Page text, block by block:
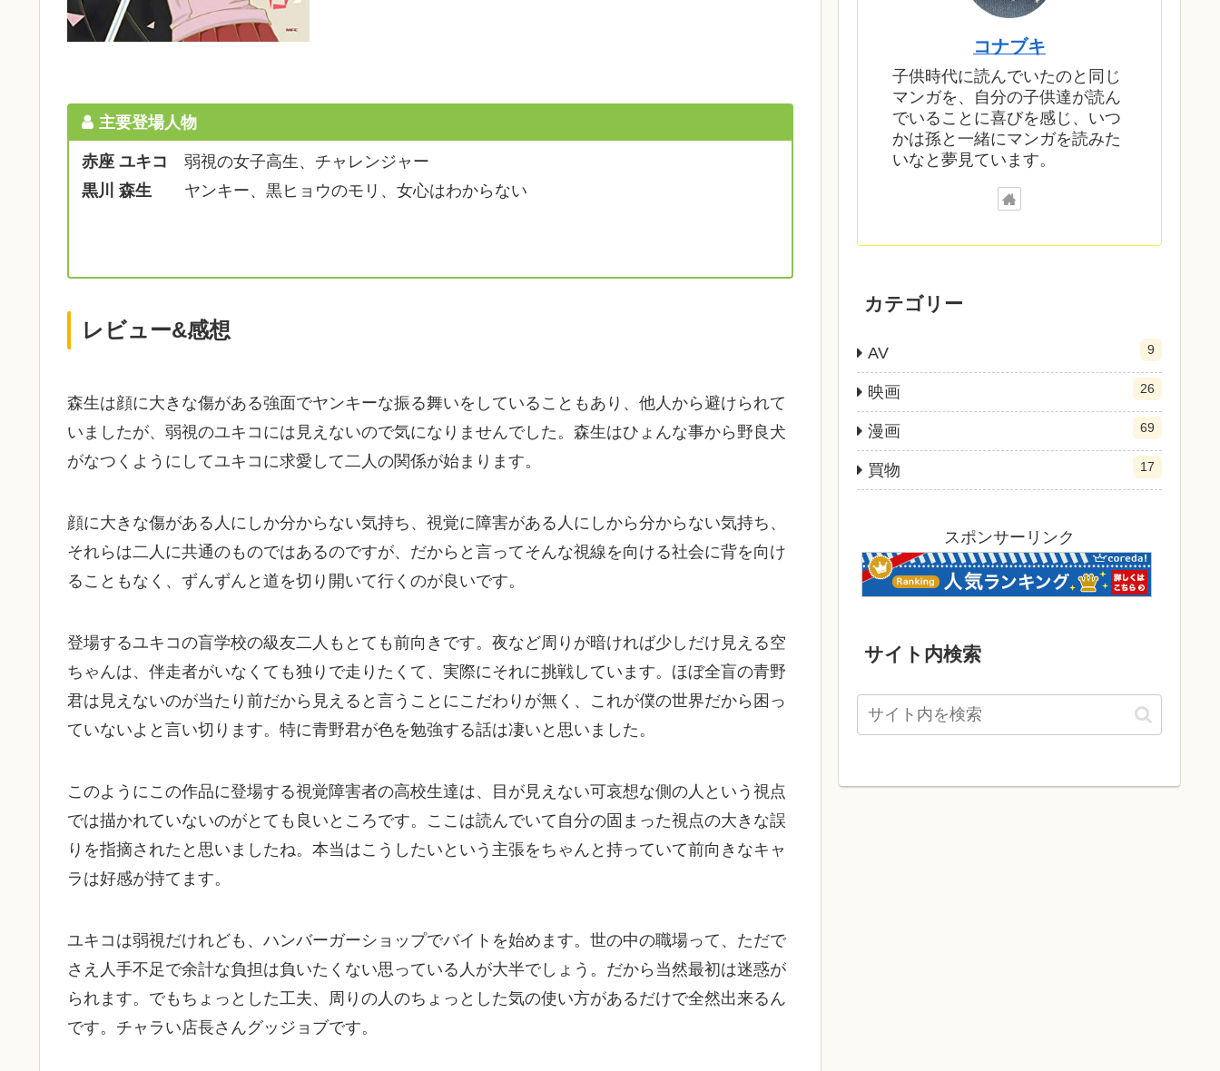
主要登場人物
赤座 ユキコ
弱視の女子高生、チャレンジャー
黒川 森生 ヤンキー、黒ヒョウのモリ、女心はわからない
レビュー&感想
森生は顔に大きな傷がある強面でヤンキーな振る舞いをしていることもあり、他人から避けられて
いましたが、弱視のユキコには見えないので気になりませんでした。森生はひょんな事から野良犬
がなつくようにしてユキコに求愛して二人の関係が始まります。
顔に大きな傷がある人にしか分からない気持ち、視覚に障害がある人にしから分からない気持ち、
それらは二人に共通のものではあるのですが、だからと言ってそんな視線を向ける社会に背を向け
ることもなく、ずんずんと道を切り開いて行くのが良いです。
登場するユキコの盲学校の級友二人もとても前向きです。夜など周りが暗ければ少しだけ見える空
ちゃんは、伴走者がいなくても独りで走りたくて、実際にそれに挑戦しています。ほぼ全盲の青野
君は見えないのが当たり前だから見えると言うことにこだわりが無く、これが僕の世界だから困っ
ていないよと言い切ります。特に青野君が色を勉強する話は凄いと思いました。
このようにこの作品に登場する視覚障害者の高校生達は、目が見えない可哀想な側の人という視点
では描かれていないのがとても良いところです。ここは読んでいて自分の固まった視点の大きな誤
りを指摘されたと思いましたね。本当はこうしたいという主張をちゃんと持っていて前向きなキャ
ラは好感が持てます。
ユキコは弱視だけれども、ハンバーガーショップでバイトを始めます。世の中の職場って、ただで
さえ人手不足で余計な負担は負いたくない思っている人が大半でしょう。だから当然最初は迷惑が
られます。でもちょっとした工夫、周りの人のちょっとした気の使い方があるだけで全然出来るん
です。チャラい店長さんグッジョブです。
コナブキ
子供時代に読んでいたのと同じ
マンガを、自分の子供達が読ん
でいることに喜びを感じ、いつ
かは孫と一緒にマンガを読みた
いなと夢見ています。
カテゴリー
AV 9
映画 26
漫画 69
買物 17
スポンサーリンク
サイト内検索